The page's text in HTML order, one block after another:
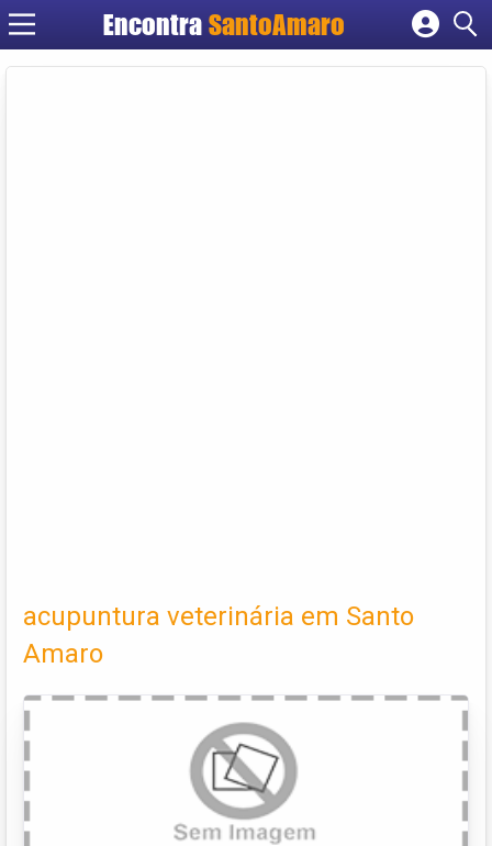
Encontra SantoAmaro
Cadastrar empresa
acupuntura veterinária em Santo
Amaro